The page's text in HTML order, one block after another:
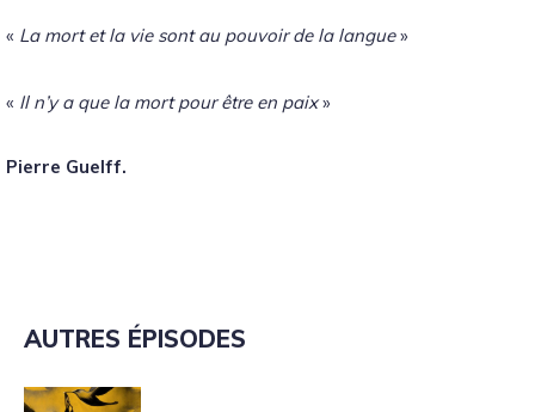
« La mort et la vie sont au pouvoir de la langue»
« Il n’y a que la mort pour être en paix»
Pierre Guelff.
AUTRES ÉPISODES